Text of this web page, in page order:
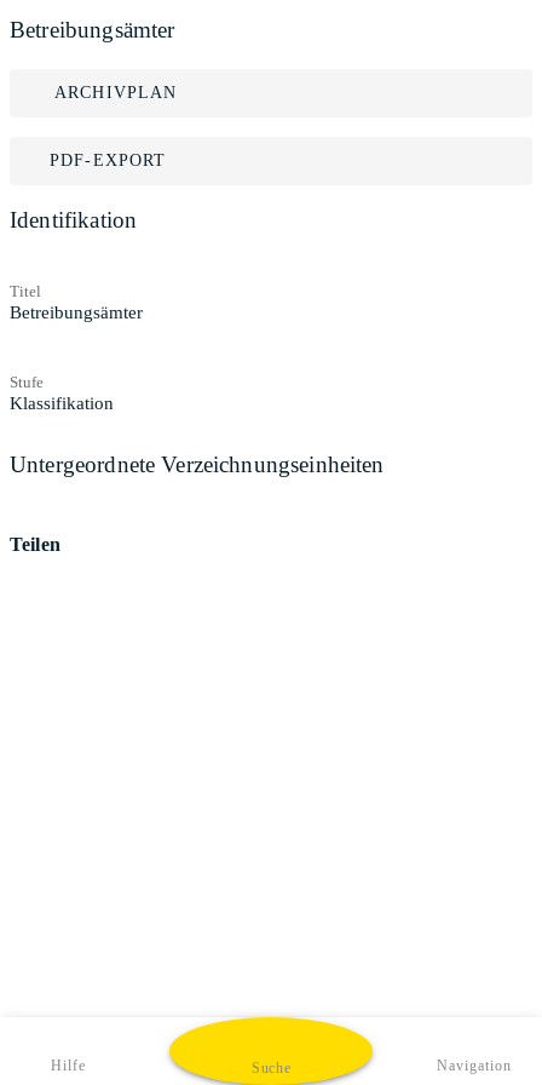
Betreibungsämter
ARCHIVPLAN
PDF-EXPORT
Identifikation
Titel
Betreibungsämter
Stufe
Klassifikation
Untergeordnete Verzeichnungseinheiten
Teilen
Hilfe Suche Navigation